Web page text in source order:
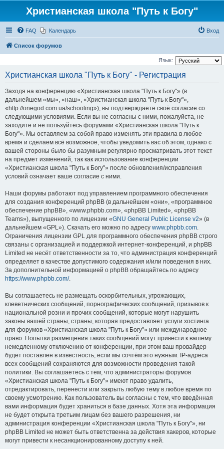
Христианская школа "Путь к Богу"
FAQ Календарь Вход
Список форумов
Язык:
Христианская школа "Путь к Богу" - Регистрация
Заходя на конференцию «Христианская школа "Путь к Богу"» (в
дальнейшем «мы», «наш», «Христианская школа "Путь к Богу"»,
«http://onegod.com.ua/schooling»), вы подтверждаете своё согласие со
следующими условиями. Если вы не согласны с ними, пожалуйста, не
заходите и не пользуйтесь форумами «Христианская школа "Путь к
Богу"». Мы оставляем за собой право изменять эти правила в любое
время и сделаем всё возможное, чтобы уведомить вас об этом, однако с
вашей стороны было бы разумным регулярно просматривать этот текст
на предмет изменений, так как использование конференции
«Христианская школа "Путь к Богу"» после обновления/исправления
условий означает ваше согласие с ними.
Наши форумы работают под управлением программного обеспечения
для создания конференций phpBB (в дальнейшем «они», «программное
обеспечение phpBB», «www.phpbb.com», «phpBB Limited», «phpBB
Teams»), выпущенного по лицензии «GNU General Public License v2» (в
дальнейшем «GPL»). Скачать его можно по адресу www.phpbb.com.
Ограничения лицензии GPL для программного обеспечения phpBB строго
связаны с организацией и поддержкой интернет-конференций, и phpBB
Limited не несёт ответственности за то, что администрация конференций
определяет в качестве допустимого содержания и/или поведения в них.
За дополнительной информацией о phpBB обращайтесь по адресу
https://www.phpbb.com/.
Вы соглашаетесь не размещать оскорбительных, угрожающих,
клеветнических сообщений, порнографических сообщений, призывов к
национальной розни и прочих сообщений, которые могут нарушить
законы вашей страны, страны, которая предоставляет услуги хостинга
для форумов «Христианская школа "Путь к Богу"» или международное
право. Попытки размещения таких сообщений могут привести к вашему
немедленному отключению от конференции, при этом ваш провайдер
будет поставлен в известность, если мы сочтём это нужным. IP-адреса
всех сообщений сохраняются для возможности проведения такой
политики. Вы соглашаетесь с тем, что администраторы форумов
«Христианская школа "Путь к Богу"» имеют право удалить,
отредактировать, перенести или закрыть любую тему в любое время по
своему усмотрению. Как пользователь вы согласны с тем, что введённая
вами информация будет храниться в базе данных. Хотя эта информация
не будет открыта третьим лицам без вашего разрешения, ни
администрация конференции «Христианская школа "Путь к Богу"», ни
phpBB Limited не может быть ответственна за действия хакеров, которые
могут привести к несанкционированному доступу к ней.